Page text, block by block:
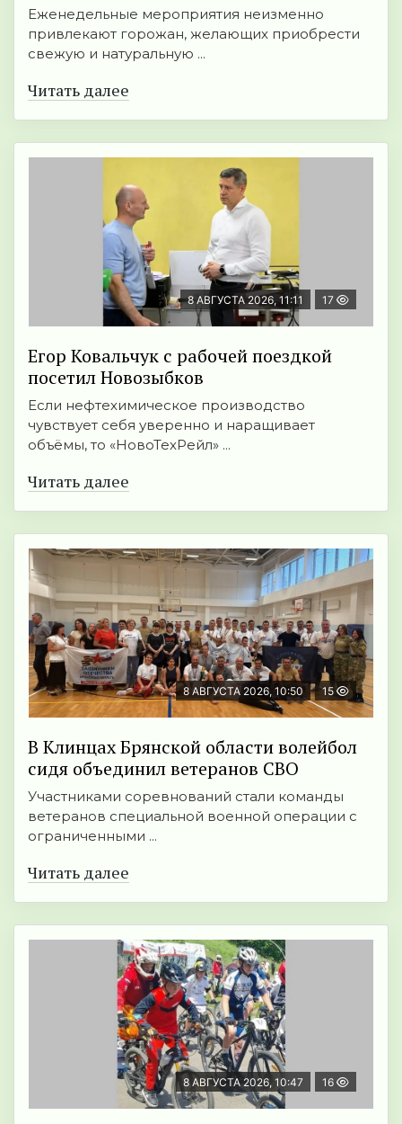
Еженедельные мероприятия неизменно
привлекают горожан, желающих приобрести
свежую и натуральную ...
Читать далее
8 АВГУСТА 2026, 11:11 17
Егор Ковальчук с рабочей поездкой
посетил Новозыбков
Если нефтехимическое производство
чувствует себя уверенно и наращивает
объёмы, то «НовоТехРейл» ...
Читать далее
8 АВГУСТА 2026, 10:50 15
В Клинцах Брянской области волейбол
сидя объединил ветеранов СВО
Участниками соревнований стали команды
ветеранов специальной военной операции с
ограниченными ...
Читать далее
8 АВГУСТА 2026, 10:47 16